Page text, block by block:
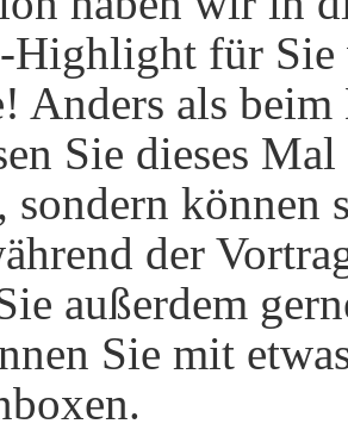
Highlight für
Anders als
Sie dieses
sondern können
der
außerdem
Sie mit